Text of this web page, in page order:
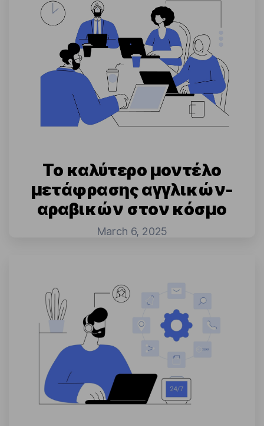
Το καλύτερο μοντέλο
μετάφρασης αγγλικών-
αραβικών στον κόσμο
March 6, 2025